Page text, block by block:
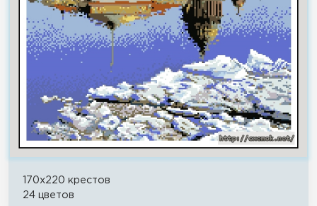
170x220 крестов
24 цветов